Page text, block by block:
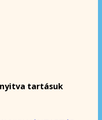
tartásuk